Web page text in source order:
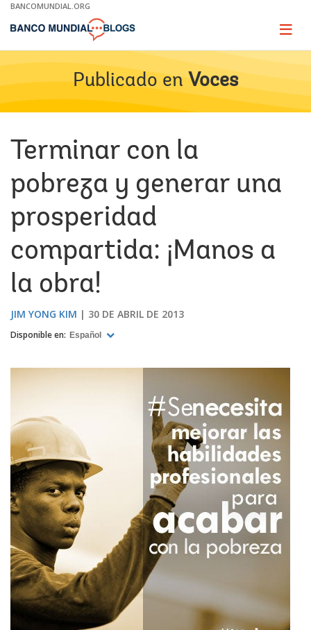
Skip
Main
BANCOMUNDIAL.ORG
Page
Publicado en Voces
Terminar con la
pobreza y generar una
prosperidad
compartida: ¡Manos a
la obra!
JIM YONG KIM 30 DE ABRIL DE 2013
Disponible en: Español